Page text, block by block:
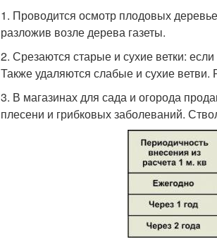
1. Проводится осмотр плодовых
разложив возле дерева газеты.
2. Срезаются старые и сухие ветки:
Также удаляются слабые и сухие
3. В магазинах для сада и огорода
плесени и грибковых заболеваний.